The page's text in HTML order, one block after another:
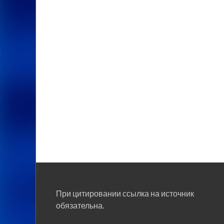
При цитировании ссылка на источник
обязательна.